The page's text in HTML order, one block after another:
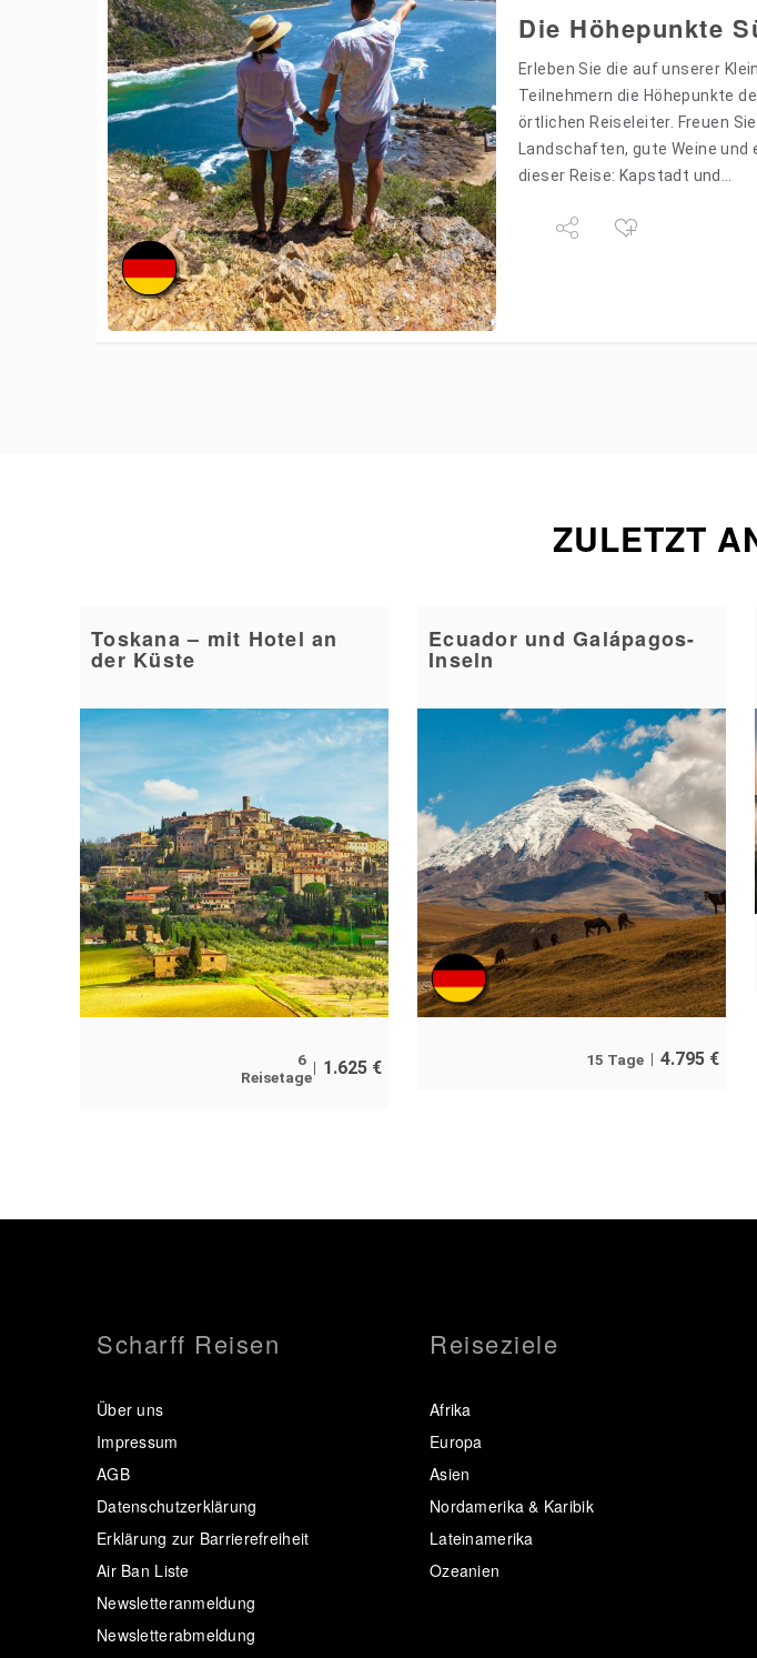
Die Höhepunkte
Erleben Sie die auf unserer
Teilnehmern die Höhepunkte
örtlichen Reiseleiter. Freuen
Landschaften, gute Weine
dieser Reise: Kapstadt und…
ZULETZT
Toskana – mit Hotel an
der Küste
6
Reisetage
1.625 €
Ecuador und Galápagos-
Inseln
15 Tage 4.795 €
Scharff Reisen
Über uns
Impressum
AGB
Datenschutzerklärung
Erklärung zur Barrierefreiheit
Air Ban Liste
Newsletteranmeldung
Newsletterabmeldung
Reiseziele
Afrika
Europa
Asien
Nordamerika & Karibik
Lateinamerika
Ozeanien